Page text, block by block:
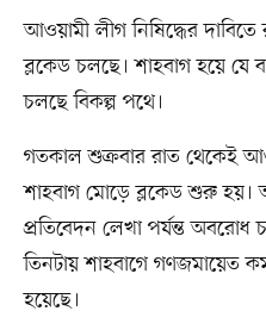
আওয়ামী লীগ নিষিদ্ধের
ব্লকেড চলছে। শাহবাগ হয়ে
চলছে বিকল্প পথে।
গতকাল শুক্রবার রাত থেকেই
শাহবাগ মোড়ে ব্লকেড শুরু
প্রতিবেদন লেখা পর্যন্ত
তিনটায় শাহবাগে গণজমায়েত
হয়েছে।